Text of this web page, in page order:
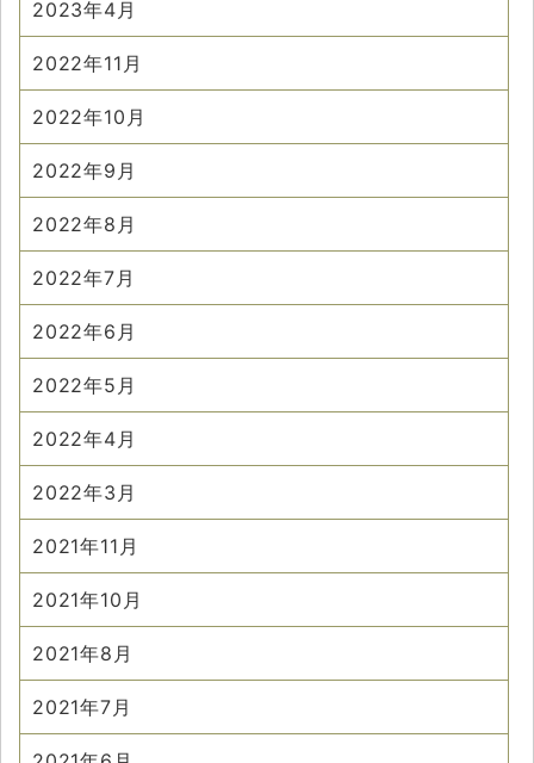
2023年4月
2022年11月
2022年10月
2022年9月
2022年8月
2022年7月
2022年6月
2022年5月
2022年4月
2022年3月
2021年11月
2021年10月
2021年8月
2021年7月